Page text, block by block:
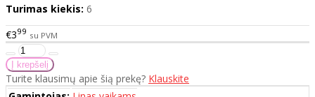
Turimas kiekis: 6
€399 su PVM
Turite klausimų apie šią prekę? Klauskite